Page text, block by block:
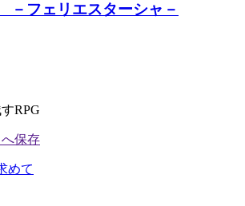
－フェリエスターシャ－
RPG